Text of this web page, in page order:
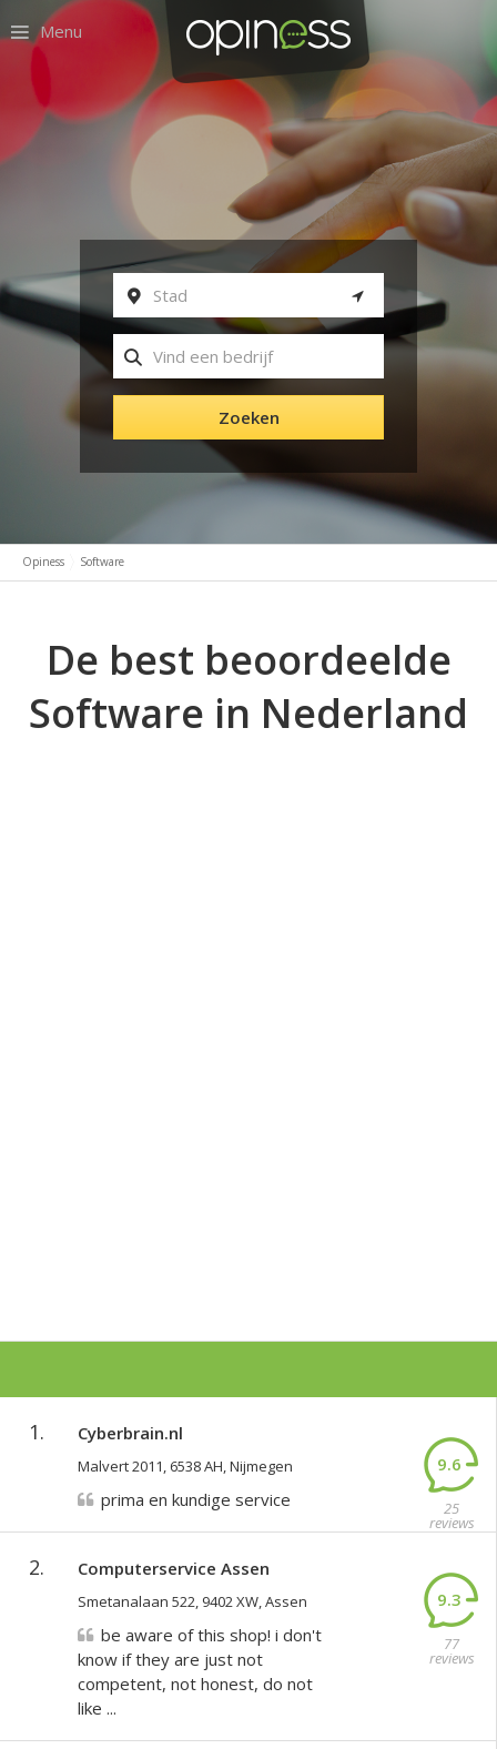
Menu
Zoeken
Opiness Software
De best beoordeelde
Software in Nederland
1. Cyberbrain.nl
Malvert 2011, 6538 AH, Nijmegen 9.6
25
reviews
prima en kundige service
2. Computerservice Assen
Smetanalaan 522, 9402 XW, Assen 9.3
77
reviews
be aware of this shop! i don't
know if they are just not
competent, not honest, do not
like ...